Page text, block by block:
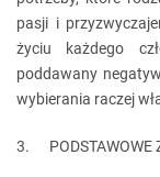
pasji i
życiu każdego
poddawany
wybierania raczej
3. PODSTAWOWE